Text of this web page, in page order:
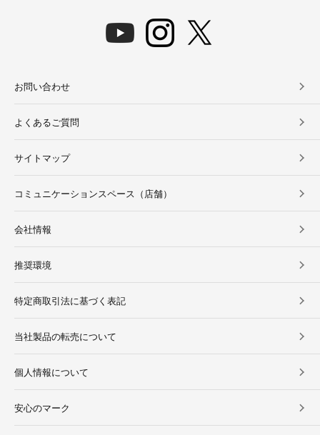
お問い合わせ
よくあるご質問
サイトマップ
コミュニケーションスペース（店舗）
会社情報
推奨環境
特定商取引法に基づく表記
当社製品の転売について
個人情報について
安心のマーク